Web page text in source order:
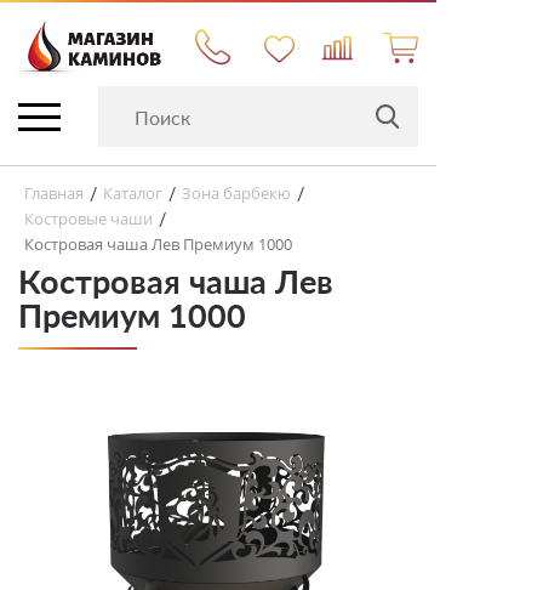
Главная / Каталог / Зона барбекю /
Костровые чаши /
Костровая чаша Лев Премиум 1000
Костровая чаша Лев
Премиум 1000